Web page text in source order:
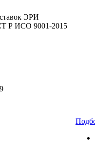
ЭРИ
Р ИСО 9001-2015